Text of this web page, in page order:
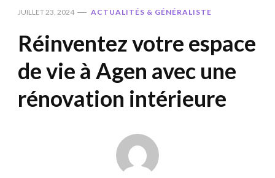
JUILLET 23, 2024 ACTUALITÉS & GÉNÉRALISTE
Réinventez votre espace
de vie à Agen avec une
rénovation intérieure